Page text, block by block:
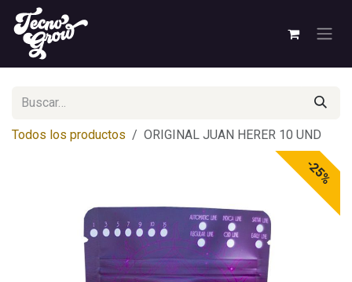
Ir al contenido
Todos los productos ORIGINAL JUAN HERER 10 UND
-25%